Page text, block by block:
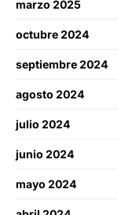
marzo 2025
octubre 2024
septiembre 2024
agosto 2024
julio 2024
junio 2024
mayo 2024